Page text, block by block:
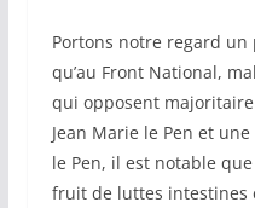
Portons notre regard
qu’au Front National,
qui opposent
Jean Marie le Pen et
le Pen, il est notable
fruit de luttes intestines